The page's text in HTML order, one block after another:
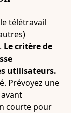
télétravail
Le critère de
utilisateurs.
Prévoyez une
courte pour